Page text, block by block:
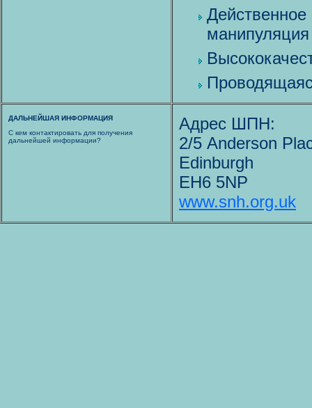
ДАЛЬНЕЙШАЯ ИНФОРМАЦИЯ
С кем контактировать для получения
дальнейшей информации?
Адрес ШПН:
2/5 Anderson
Edinburgh
EH6 5NP
www.snh.org.uk